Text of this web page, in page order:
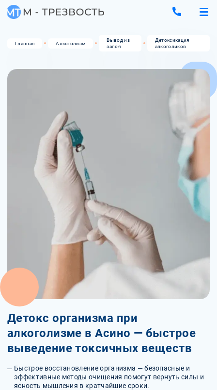
Главная Алкоголизм
Вывод из
запоя
Детоксикация
алкоголиков
Детокс организма при
алкоголизме в Асино ― быстрое
выведение токсичных веществ
Быстрое восстановление организма — безопасные и
эффективные методы очищения помогут вернуть силы и
ясность мышления в кратчайшие сроки.